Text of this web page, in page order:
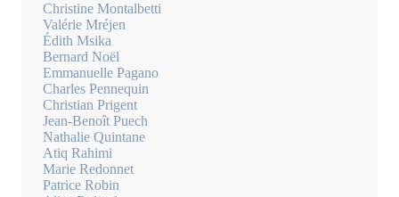
Christine Montalbetti
Valérie Mréjen
Édith Msika
Bernard Noël
Emmanuelle Pagano
Charles Pennequin
Christian Prigent
Jean-Benoît Puech
Nathalie Quintane
Atiq Rahimi
Marie Redonnet
Patrice Robin